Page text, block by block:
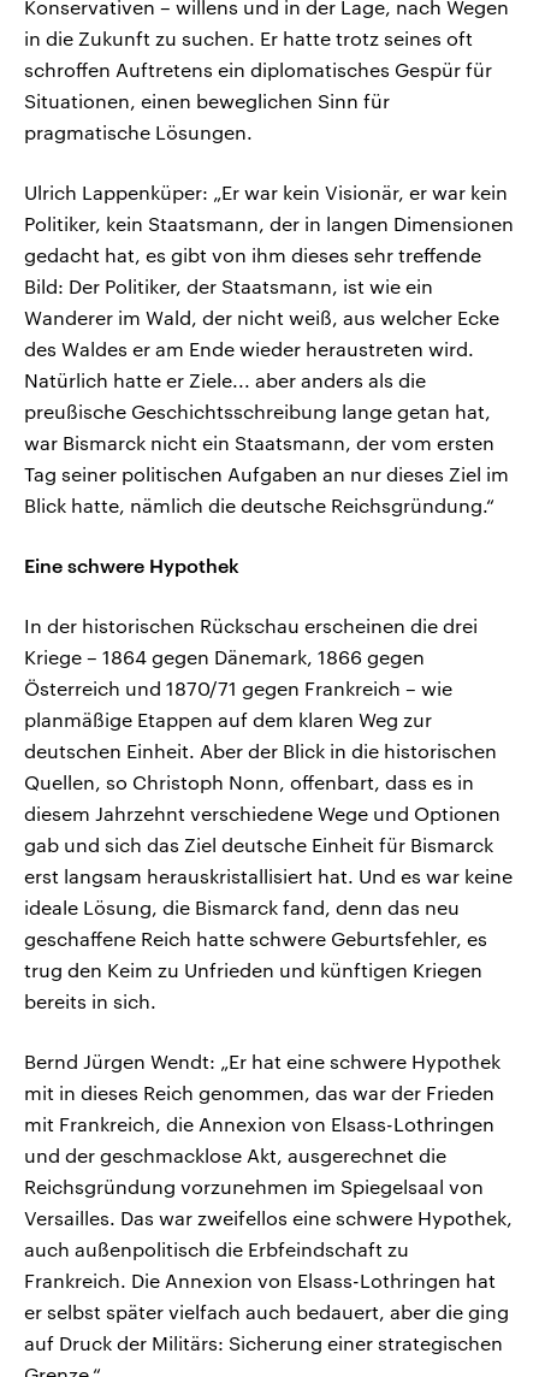
Konservativen – willens und in der Lage, nach Wegen
in die Zukunft zu suchen. Er hatte trotz seines oft
schroffen Auftretens ein diplomatisches Gespür für
Situationen, einen beweglichen Sinn für
pragmatische Lösungen.
Ulrich Lappenküper: „Er war kein Visionär, er war kein
Politiker, kein Staatsmann, der in langen Dimensionen
gedacht hat, es gibt von ihm dieses sehr treffende
Bild: Der Politiker, der Staatsmann, ist wie ein
Wanderer im Wald, der nicht weiß, aus welcher Ecke
des Waldes er am Ende wieder heraustreten wird.
Natürlich hatte er Ziele... aber anders als die
preußische Geschichtsschreibung lange getan hat,
war Bismarck nicht ein Staatsmann, der vom ersten
Tag seiner politischen Aufgaben an nur dieses Ziel im
Blick hatte, nämlich die deutsche Reichsgründung.“
Eine schwere Hypothek
In der historischen Rückschau erscheinen die drei
Kriege – 1864 gegen Dänemark, 1866 gegen
Österreich und 1870/71 gegen Frankreich – wie
planmäßige Etappen auf dem klaren Weg zur
deutschen Einheit. Aber der Blick in die historischen
Quellen, so Christoph Nonn, offenbart, dass es in
diesem Jahrzehnt verschiedene Wege und Optionen
gab und sich das Ziel deutsche Einheit für Bismarck
erst langsam herauskristallisiert hat. Und es war keine
ideale Lösung, die Bismarck fand, denn das neu
geschaffene Reich hatte schwere Geburtsfehler, es
trug den Keim zu Unfrieden und künftigen Kriegen
bereits in sich.
Bernd Jürgen Wendt: „Er hat eine schwere Hypothek
mit in dieses Reich genommen, das war der Frieden
mit Frankreich, die Annexion von Elsass-Lothringen
und der geschmacklose Akt, ausgerechnet die
Reichsgründung vorzunehmen im Spiegelsaal von
Versailles. Das war zweifellos eine schwere Hypothek,
auch außenpolitisch die Erbfeindschaft zu
Frankreich. Die Annexion von Elsass-Lothringen hat
er selbst später vielfach auch bedauert, aber die ging
auf Druck der Militärs: Sicherung einer strategischen